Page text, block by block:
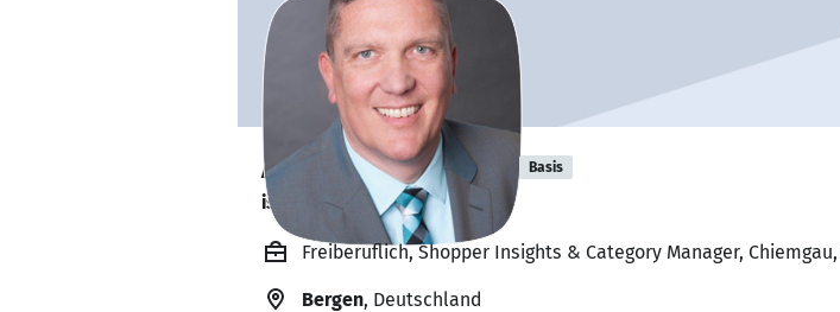
Andreas Portner Basis
ist verfügbar. ✅
Freiberuflich, Shopper Insights & Category Manager,
Bergen, Deutschland